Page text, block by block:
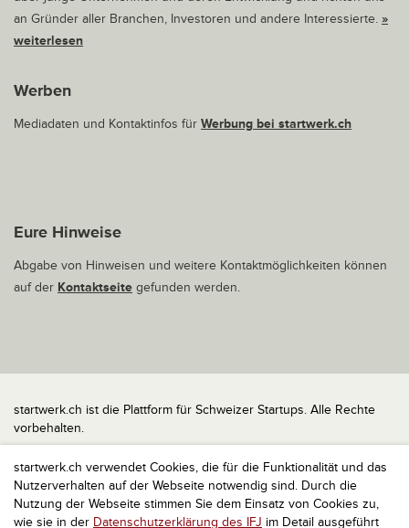
startwerk.ch verwendet Cookies, die für die Funktionalität und das
Nutzerverhalten auf der Webseite notwendig sind. Durch die
Nutzung der Webseite stimmen Sie dem Einsatz von Cookies zu,
wie sie in der Datenschutzerklärung des IFJ im Detail ausgeführt
an Gründer aller Branchen, Investoren und andere Interessierte. »
weiterlesen
Werben
Mediadaten und Kontaktinfos für Werbung bei startwerk.ch
Eure Hinweise
Abgabe von Hinweisen und weitere Kontaktmöglichkeiten können
auf der Kontaktseite gefunden werden.
startwerk.ch ist die Plattform für Schweizer Startups. Alle Rechte
vorbehalten.
Impressum
Kontakt
nach oben